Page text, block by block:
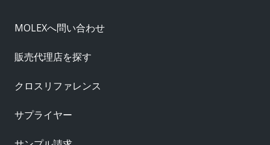
MOLEXへ問い合わせ
販売代理店を探す
クロスリファレンス
サプライヤー